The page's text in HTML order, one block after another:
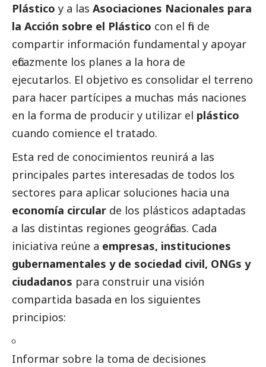
Plástico y a las Asociaciones Nacionales para
la Acción sobre el Plástico con el fin de
compartir información fundamental y apoyar
eficazmente los planes a la hora de
ejecutarlos. El objetivo es consolidar el terreno
para hacer partícipes a muchas más naciones
en la forma de producir y utilizar el plástico
cuando comience el tratado.
Esta red de conocimientos reunirá a las
principales partes interesadas de todos los
sectores para aplicar soluciones hacia una
economía circular de los plásticos adaptadas
a las distintas regiones geográficas. Cada
iniciativa reúne a empresas, instituciones
gubernamentales y de sociedad civil, ONGs y
ciudadanos para construir una visión
compartida basada en los siguientes
principios:
Informar sobre la toma de decisiones